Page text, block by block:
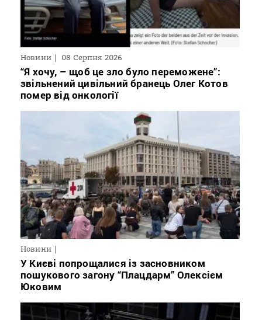
Новини 08 Серпня 2026
“Я хочу, – щоб це зло було переможене”:
звільнений цивільний бранець Олег Котов
помер від онкології
Новини
У Києві попрощалися із засновником
пошукового загону “Плацдарм” Олексієм
Юковим